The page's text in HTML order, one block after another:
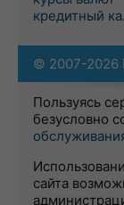
кредитный
© 2007-2026
Пользуясь
безусловно
сайта